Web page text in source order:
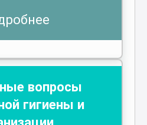
вопросы
гигиены и